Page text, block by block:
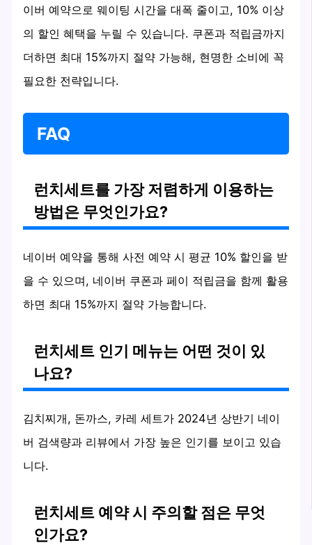
이버 예약으로 웨이팅 시간을 대폭 줄이고, 10% 이상
의 할인 혜택을 누릴 수 있습니다. 쿠폰과 적립금까지
더하면 최대 15%까지 절약 가능해, 현명한 소비에 꼭
필요한 전략입니다.
FAQ
런치세트를 가장 저렴하게 이용하는
방법은 무엇인가요?
네이버 예약을 통해 사전 예약 시 평균 10% 할인을 받
을 수 있으며, 네이버 쿠폰과 페이 적립금을 함께 활용
하면 최대 15%까지 절약 가능합니다.
런치세트 인기 메뉴는 어떤 것이 있
나요?
김치찌개, 돈까스, 카레 세트가 2024년 상반기 네이
버 검색량과 리뷰에서 가장 높은 인기를 보이고 있습
니다.
런치세트 예약 시 주의할 점은 무엇
인가요?